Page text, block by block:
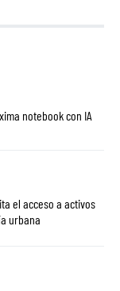
notebook con IA
urbana